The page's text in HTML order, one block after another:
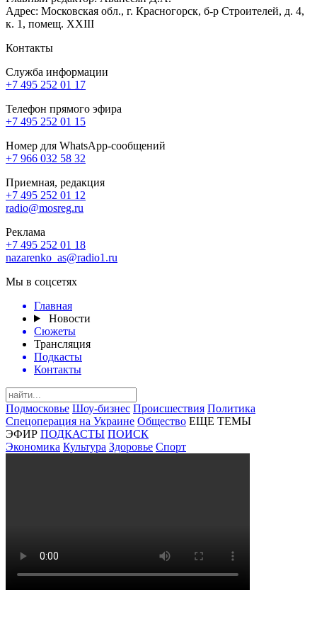
Адрес: Московская обл., г. Красногорск, б-р Строителей, д. 4,
к. 1, помещ. XXIII
Контакты
Служба информации
+7 495 252 01 17
Телефон прямого эфира
+7 495 252 01 15
Номер для WhatsApp-сообщений
+7 966 032 58 32
Приемная, редакция
+7 495 252 01 12
radio@mosreg.ru
Реклама
+7 495 252 01 18
nazarenko_as@radio1.ru
Мы в соцсетях
Главная
Новости
Сюжеты
Трансляция
Подкасты
Контакты
Подмосковье Шоу-бизнес Происшествия Политика
Спецоперация на Украине Общество ЕЩЕ ТЕМЫ
ЭФИР ПОДКАСТЫ ПОИСК
Экономика Культура Здоровье Спорт